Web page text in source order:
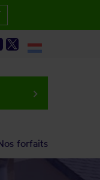
keyboard_arrow_right
forfaits